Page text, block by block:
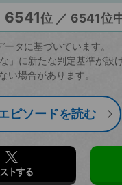
6541位 ／ 6541位
タに基づいています。
」に新たな判定基準が設
い場合があります。
ピソードを読む
トする